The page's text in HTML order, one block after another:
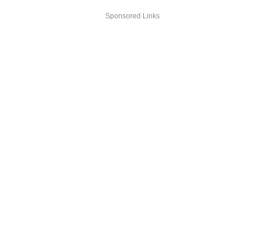
Sponsored Links